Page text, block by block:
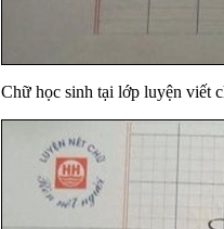
Chữ học sinh tại lớp luyện viết